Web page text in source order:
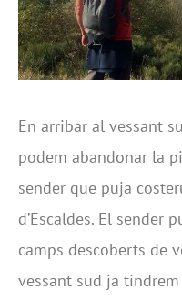
En arribar al vessant
podem abandonar la
sender que puja
d’Escaldes. El sender
camps descoberts de
vessant sud ja